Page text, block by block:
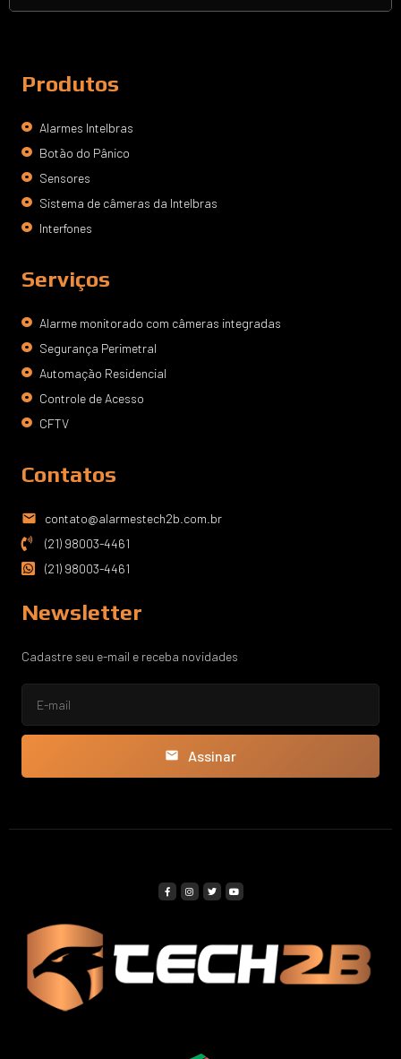
Produtos
Alarmes Intelbras
Botão do Pânico
Sensores
Sistema de câmeras da Intelbras
Interfones
Serviços
Alarme monitorado com câmeras integradas
Segurança Perimetral
Automação Residencial
Controle de Acesso
CFTV
Contatos
contato@alarmestech2b.com.br
(21) 98003-4461
(21) 98003-4461
Newsletter
Cadastre seu e-mail e receba novidades
Assinar